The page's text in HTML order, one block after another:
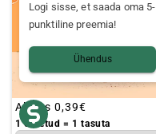
Tavaline
hind
Alates 0,39€
1 ostetud = 1 tasuta
Logi sisse, et saada oma 5-
punktiline preemia!
Ühendus